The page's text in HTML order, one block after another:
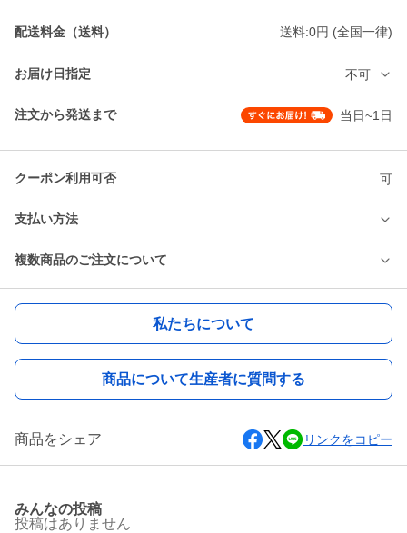
配送料金（送料） 送料:0円 (全国一律)
お届け日指定 不可
注文から発送まで 当日~1日
クーポン利用可否 可
支払い方法
複数商品のご注文について
私たちについて
商品について生産者に質問する
商品をシェア リンクをコピー
みんなの投稿
投稿はありません